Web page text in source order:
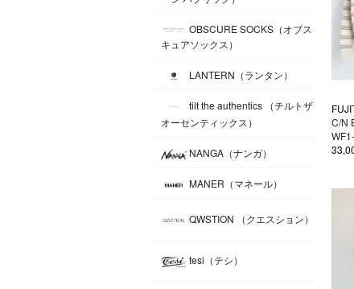
OBSCURE SOCKS（オブス
キュアソックス）
LANTERN（ランタン）
tilt the authentics （チルトザ
オーセンティックス）
NANGA（ナンガ）
MANER（マネール）
QWSTION （クエスション）
tesi（テシ）
C/N